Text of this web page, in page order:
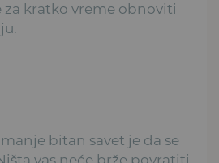
za kratko vreme obnoviti
bitan savet je da se
vas neće brže povratiti